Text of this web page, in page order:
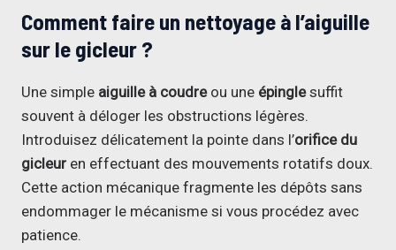
Comment faire un nettoyage à l’aiguille
sur le gicleur ?
Une simple aiguille à coudreou une épinglesuffit
souvent à déloger les obstructions légères.
Introduisez délicatement la pointe dans l’orifice du
gicleur en effectuant des mouvements rotatifs doux.
Cette action mécanique fragmente les dépôts sans
endommager le mécanisme si vous procédez avec
patience.